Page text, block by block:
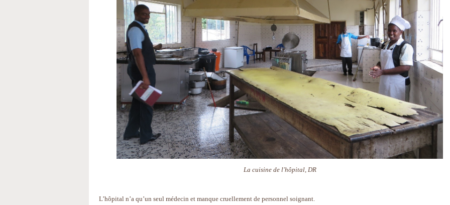
La cuisine de l'hôpital, DR
L’hôpital n’a qu’un seul médecin et manque cruellement de personnel soignant.